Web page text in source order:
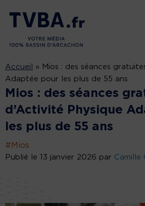
Accueil » Mios : des séances
Adaptée pour les plus de 55 ans
Mios : des séances
d’Activité Physique
les plus de 55 ans
#Mios
Publié le 13 janvier 2026 par Camille